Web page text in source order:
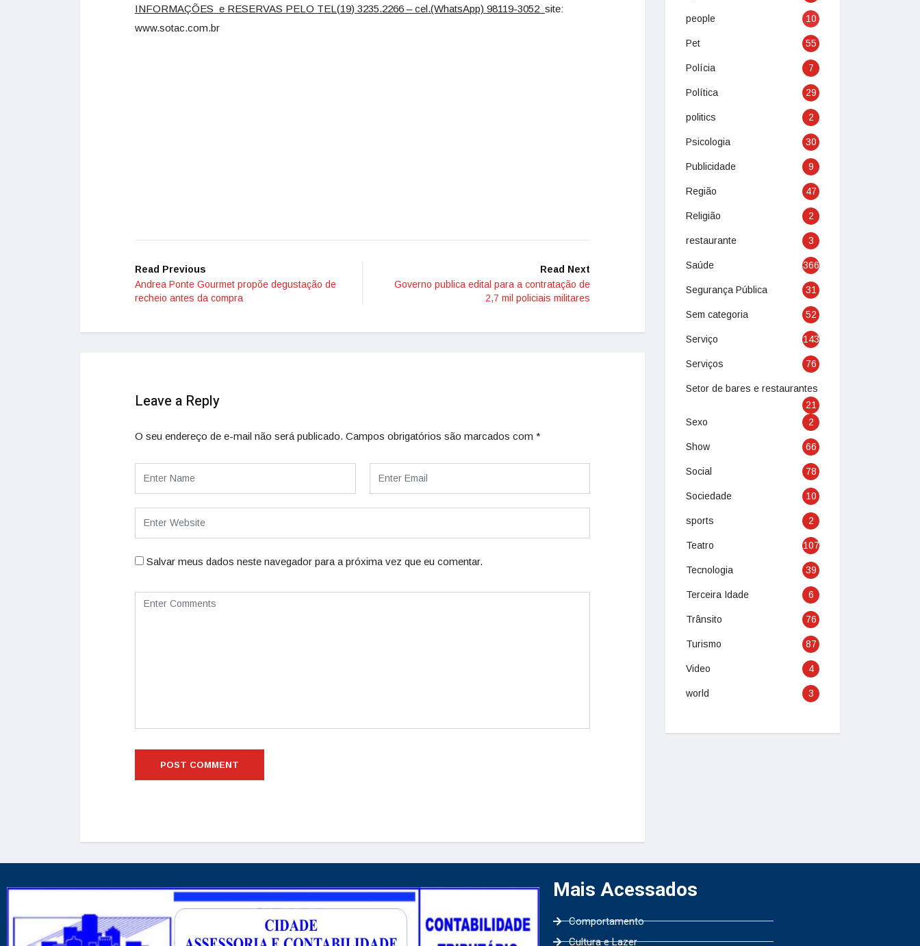
INFORMAÇÕES e RESERVAS PELO TEL (19) 3235.2266 – cel.(WhatsApp) 98119-3052 site:
www.sotac.com.br
Read Previous
Andrea Ponte Gourmet propõe degustação de
recheio antes da compra
Read Next
Governo publica edital para a contratação de
2,7 mil policiais militares
Leave a Reply
O seu endereço de e-mail não será publicado. Campos obrigatórios são marcados com *
Salvar meus dados neste navegador para a próxima vez que eu comentar.
people 10
Pet 55
Polícia 7
Política 29
politics 2
Psicologia 30
Publicidade 9
Região 47
Religião 2
restaurante 3
Saúde 366
Segurança Pública 31
Sem categoria 52
Serviço 143
Serviços 76
Setor de bares e restaurantes
21
Sexo
2
Show 66
Social 78
Sociedade 10
sports 2
Teatro 107
Tecnologia 39
Terceira Idade 6
Trânsito 76
Turismo 87
Video 4
world 3
Mais Acessados
Comportamento
Cultura e Lazer